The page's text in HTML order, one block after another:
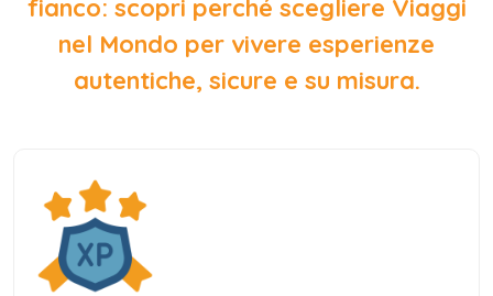
fianco: scopri perché scegliere Viaggi
nel Mondo per vivere esperienze
autentiche, sicure e su misura.